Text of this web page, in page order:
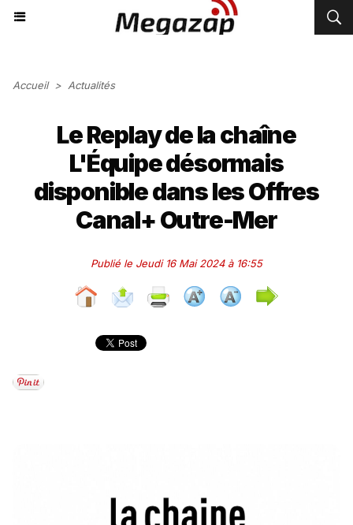
Accueil > Actualités
Le Replay de la chaîne
L'Équipe désormais
disponible dans les Offres
Canal+ Outre-Mer
Publié le Jeudi 16 Mai 2024 à 16:55